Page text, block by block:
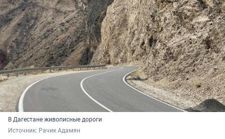
В Дагестане живописные дороги
Источник: Рачик Адамян